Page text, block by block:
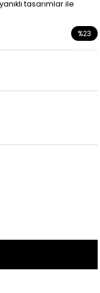
tasarımlar ile
%23
İndirim